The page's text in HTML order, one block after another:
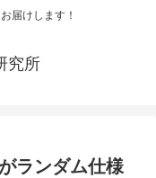
届けします！
究所
ランダム仕様